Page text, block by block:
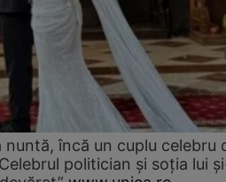
nuntă, încă un cuplu celebru
politician și soția lui